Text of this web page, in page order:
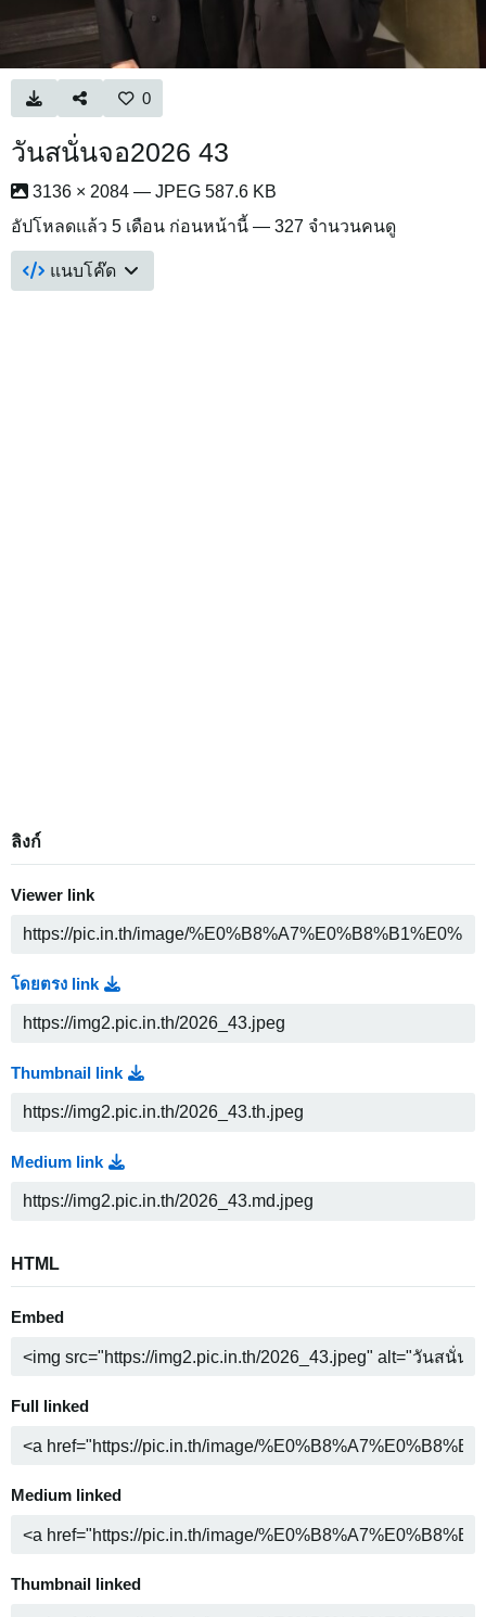
0
วันสนั่นจอ2026 43
3136 × 2084 — JPEG 587.6 KB
อัปโหลดแล้ว 5 เดือน ก่อนหน้านี้ — 327 จำนวนคนดู
แนบโค๊ด
ลิงก์
Viewer link
โดยตรง link
Thumbnail link
Medium link
HTML
Embed
Full linked
Medium linked
Thumbnail linked